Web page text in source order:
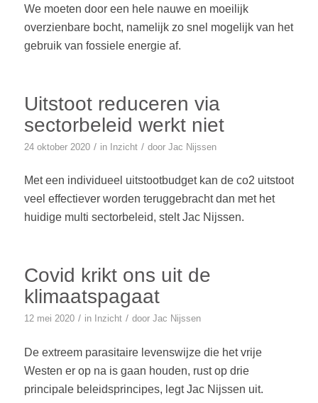
We moeten door een hele nauwe en moeilijk
overzienbare bocht, namelijk zo snel mogelijk van het
gebruik van fossiele energie af.
Uitstoot reduceren via
sectorbeleid werkt niet
24 oktober 2020 / in Inzicht / door Jac Nijssen
Met een individueel uitstootbudget kan de co2 uitstoot
veel effectiever worden teruggebracht dan met het
huidige multi sectorbeleid, stelt Jac Nijssen.
Covid krikt ons uit de
klimaatspagaat
12 mei 2020 / in Inzicht / door Jac Nijssen
De extreem parasitaire levenswijze die het vrije
Westen er op na is gaan houden, rust op drie
principale beleidsprincipes, legt Jac Nijssen uit.